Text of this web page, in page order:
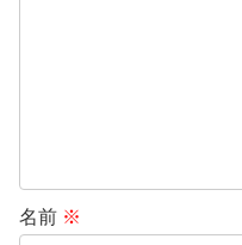
名前 ※